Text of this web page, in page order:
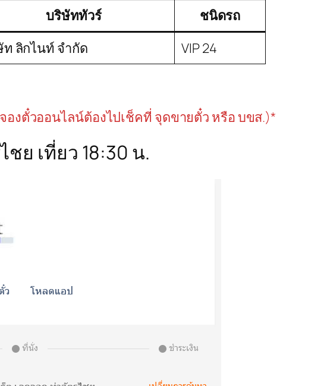
บริษัททัวร์
ชนิดรถ
ลิกไนท์ จำกัด VIP 24
องตั๋วออนไลน์ต้องไปเช็คที่ จุดขายตั๋ว หรือ บขส.)*
ย เที่ยว 18:30 น.